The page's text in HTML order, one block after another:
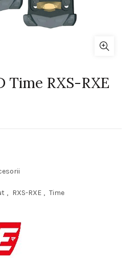
Time RXS-RXE
, RXS-RXE , Time